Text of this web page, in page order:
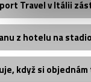
Travel v Itálii
z hotelu na
když si